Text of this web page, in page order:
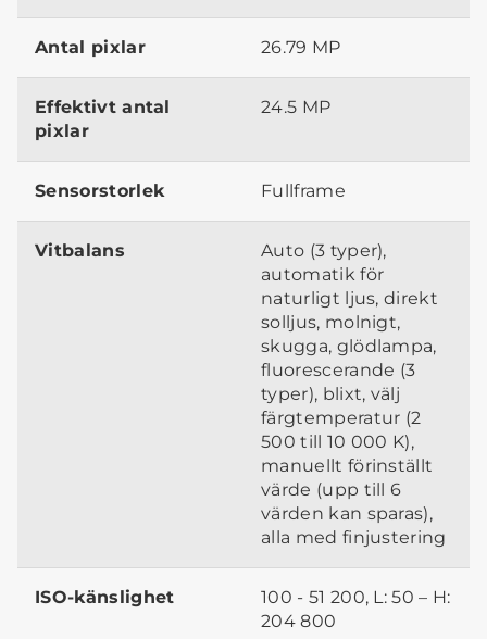
Antal pixlar 26.79 MP
Effektivt antal
pixlar
24.5 MP
Sensorstorlek Fullframe
Vitbalans
Auto (3 typer),
automatik för
naturligt ljus, direkt
solljus, molnigt,
skugga, glödlampa,
fluorescerande (3
typer), blixt, välj
färgtemperatur (2
500 till 10 000 K),
manuellt förinställt
värde (upp till 6
värden kan sparas),
alla med finjustering
ISO-känslighet
100 - 51 200, L: 50 – H:
204 800